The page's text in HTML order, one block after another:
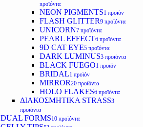
προϊόντα
NEON PIGMENTS1 προϊόν
FLASH GLITTER9 προϊόντα
UNICORN7 προϊόντα
PEARL EFFECT6 προϊόντα
9D CAT EYE5 προϊόντα
DARK LUMINUS3 προϊόντα
BLACK FUEGO1 προϊόν
BRIDAL1 προϊόν
MIRROR20 προϊόντα
HOLO FLAKES6 προϊόντα
ΔΙΑΚΟΣΜΗΤΙΚΑ STRASS3
προϊόντα
DUAL FORMS10 προϊόντα